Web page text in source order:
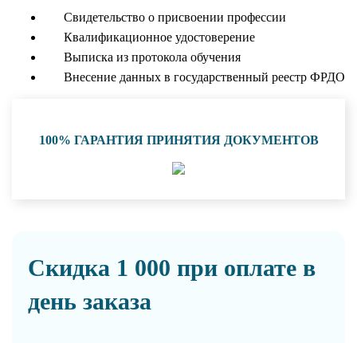
Свидетельство о присвоении профессии
Квалификационное удостоверение
Выписка из протокола обучения
Внесение данных в государственный реестр ФРДО
100% ГАРАНТИЯ ПРИНЯТИЯ ДОКУМЕНТОВ
Скидка 1 000 при оплате в
день заказа